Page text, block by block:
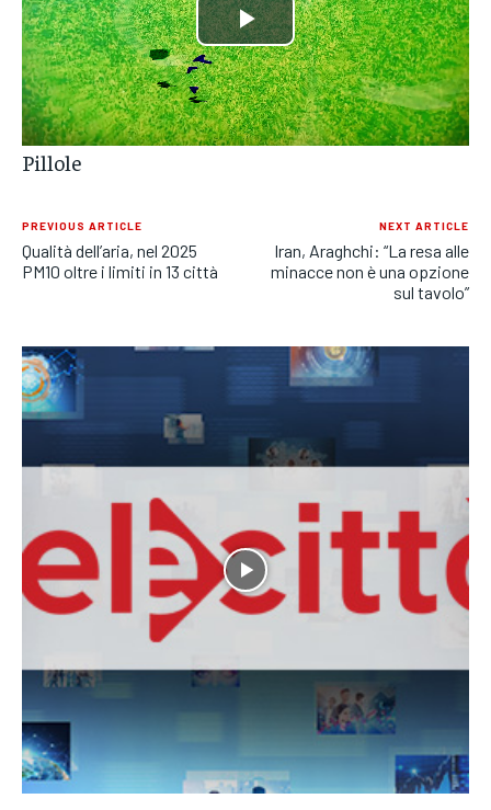
POLITICA
ECONOMIA
SPORT
POLITICA
ECONOMIA
SPORT
GRUPPO
POLITICA
ECONOMIA
SPORT
GRUPPO
Play
Video
Pillole
PREVIOUS ARTICLE
Qualità dell’aria, nel 2025
PM10 oltre i limiti in 13 città
NEXT ARTICLE
Iran, Araghchi: “La resa alle
minacce non è una opzione
sul tavolo”